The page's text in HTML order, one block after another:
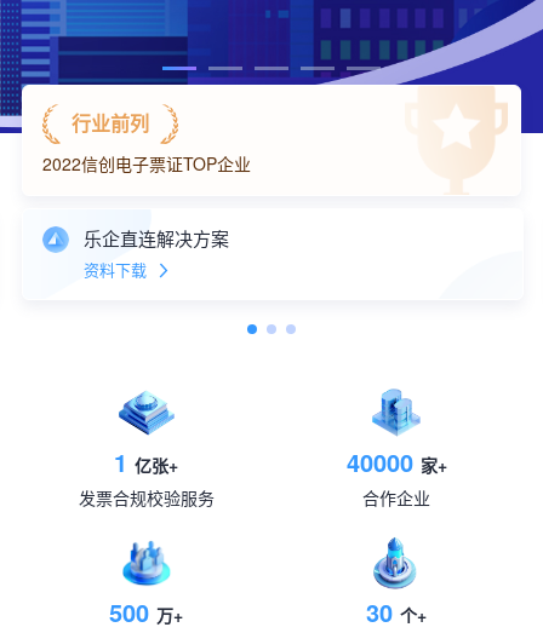
行业前列
2022信创电子票证TOP企业
乐企直连解决方案
资料下载
1 亿张+
发票合规校验服务
40000 家+
合作企业
500 万+
30 个+